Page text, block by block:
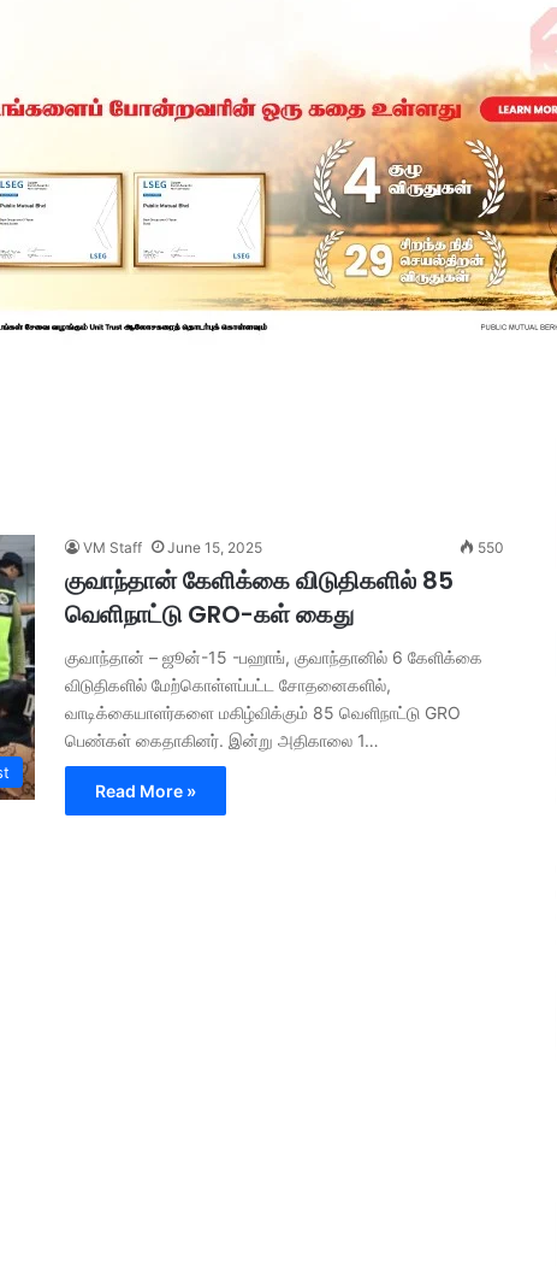
VM Staff June 15, 2025 550
குவாந்தான் கேளிக்கை விடுதிகளில் 85
வெளிநாட்டு GRO-கள் கைது
குவாந்தான் – ஜூன்-15 -பஹாங், குவாந்தானில் 6 கேளிக்கை
விடுதிகளில் மேற்கொள்ளப்பட்ட சோதனைகளில்,
வாடிக்கையாளர்களை மகிழ்விக்கும் 85 வெளிநாட்டு GRO
பெண்கள் கைதாகினர். இன்று அதிகாலை 1…
Read More »